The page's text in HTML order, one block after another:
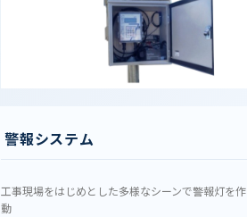
警報システム
工事現場をはじめとした多様なシーンで警報灯を作
動